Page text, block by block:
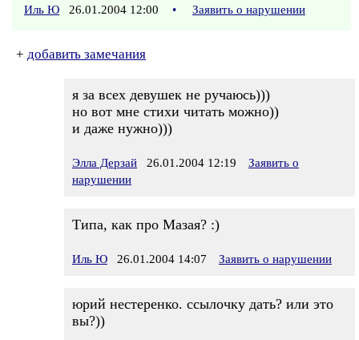
Иль Ю 26.01.2004 12:00 • Заявить о нарушении
+ добавить замечания
я за всех девушек не ручаюсь)))
но вот мне стихи читать можно))
и даже нужно)))
Элла Дерзай 26.01.2004 12:19
Заявить о
нарушении
Типа, как про Мазая? :)
Иль Ю 26.01.2004 14:07 Заявить о нарушении
юрий нестеренко. ссылочку дать? или это
вы?))